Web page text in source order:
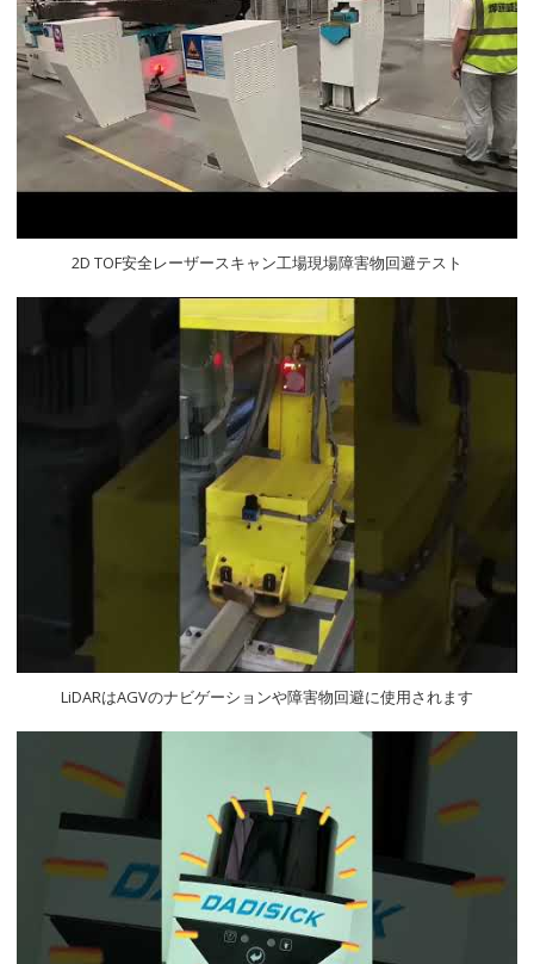
2D TOF安全レーザースキャン工場現場障害物回避テスト
LiDARはAGVのナビゲーションや障害物回避に使用されます